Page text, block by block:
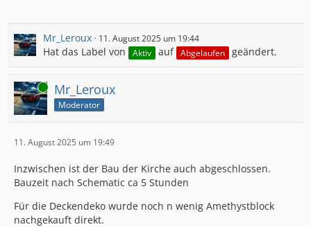
Mr_Leroux 11. August 2025 um 19:44
Hat das Label von Aktiv auf Abgelaufen geändert.
Online Mr_Leroux
Moderator
11. August 2025 um 19:49
Inzwischen ist der Bau der Kirche auch abgeschlossen.
Bauzeit nach Schematic ca 5 Stunden
Für die Deckendeko wurde noch n wenig Amethystblock
nachgekauft direkt.